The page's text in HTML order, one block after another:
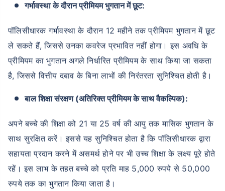
गर्भावस्था के दौरान प्रीमियम भुगतान में छूट:
पॉलिसीधारक गर्भावस्था के दौरान 12 महीने तक प्रीमियम भुगतान में छूट
ले सकते हैं, जिससे उनका कवरेज प्रभावित नहीं होगा। इस अवधि के
प्रीमियम का भुगतान अगले निर्धारित प्रीमियम के साथ किया जा सकता
है, जिससे वित्तीय दबाव के बिना लाभों की निरंतरता सुनिश्चित होती है।
बाल शिक्षा संरक्षण (अतिरिक्त प्रीमियम के साथ वैकल्पिक):
अपने बच्चे की शिक्षा को 21 या 25 वर्ष की आयु तक मासिक भुगतान के
साथ सुरक्षित करें। इससे यह सुनिश्चित होता है कि पॉलिसीधारक द्वारा
सहायता प्रदान करने में असमर्थ होने पर भी उच्च शिक्षा के लक्ष्य पूरे होते
रहें। इस लाभ के तहत बच्चे को प्रति माह 5,000 रुपये से 50,000
रुपये तक का भुगतान किया जाता है।